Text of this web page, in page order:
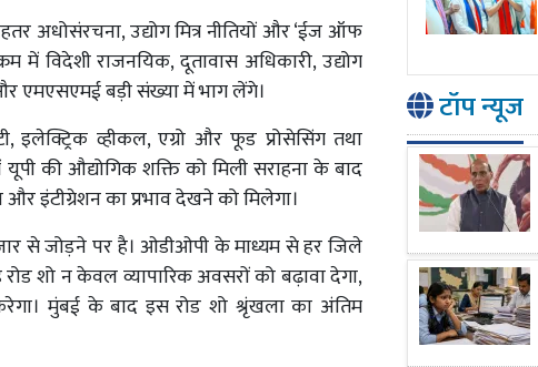
अधोसंरचना, उद्योग मित्र नीतियों और ‘ईज ऑफ
में विदेशी राजनयिक, दूतावास अधिकारी, उद्योग
एमएसएमई बड़ी संख्या में भाग लेंगे।
इलेक्ट्रिक व्हीकल, एग्रो और फूड प्रोसेसिंग तथा
की औद्योगिक शक्ति को मिली सराहना के बाद
इंटीग्रेशन का प्रभाव देखने को मिलेगा।
से जोड़ने पर है। ओडीओपी के माध्यम से हर जिले
शो न केवल व्यापारिक अवसरों को बढ़ावा देगा,
करेगा। मुंबई के बाद इस रोड शो श्रृंखला का अंतिम
टॉप न्यूज